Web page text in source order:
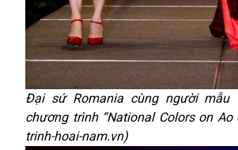
Đại sứ Romania cùng người mẫu
chương trình “National Colors on Ao
trinh-hoai-nam.vn)